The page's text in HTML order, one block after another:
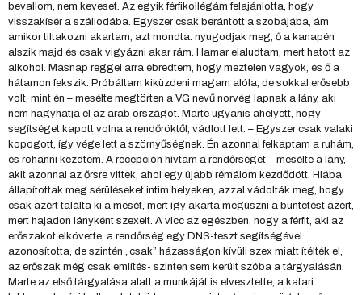
bevallom, nem keveset. Az egyik férfikollégám felajánlotta, hogy
visszakísér a szállodába. Egyszer csak berántott a szobájába, ám
amikor tiltakozni akartam, azt mondta: nyugodjak meg, ő a kanapén
alszik majd és csak vigyázni akar rám. Hamar elaludtam, mert hatott az
alkohol. Másnap reggel arra ébredtem, hogy meztelen vagyok, és ő a
hátamon fekszik. Próbáltam kiküzdeni magam alóla, de sokkal erősebb
volt, mint én – mesélte megtörten a VG nevű norvég lapnak a lány, aki
nem hagyhatja el az arab országot. Marte ugyanis ahelyett, hogy
segítséget kapott volna a rendőröktől, vádlott lett. – Egyszer csak valaki
kopogott, így vége lett a szörnyűségnek. Én azonnal felkaptam a ruhám,
és rohanni kezdtem. A recepción hívtam a rendőrséget – mesélte a lány,
akit azonnal az őrsre vittek, ahol egy újabb rémálom kezdődött. Hiába
állapítottak meg sérüléseket intim helyeken, azzal vádolták meg, hogy
csak azért találta ki a mesét, mert így akarta megúszni a büntetést azért,
mert hajadon lányként szexelt. A vicc az egészben, hogy a férfit, aki az
erőszakot elkövette, a rendőrség egy DNS-teszt segítségével
azonosította, de szintén „csak” házasságon kívüli szex miatt ítélték el,
az erőszak még csak említés- szinten sem került szóba a tárgyalásán.
Marte az első tárgyalása alatt a munkáját is elvesztette, a katari